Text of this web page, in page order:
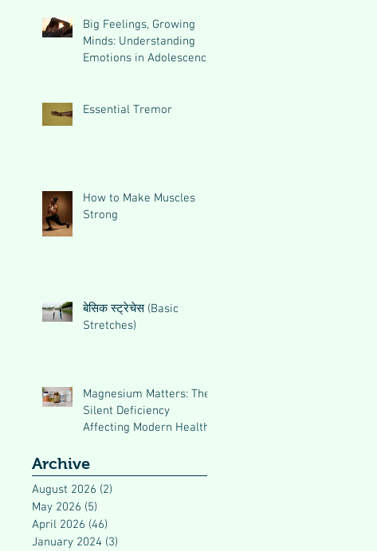
Big Feelings, Growing
Minds: Understanding
Emotions in Adolescence
Essential Tremor
How to Make Muscles
Strong
बेसिक स्ट्रेचेस (Basic
Stretches)
Magnesium Matters: The
Silent Deficiency
Affecting Modern Health
Archive
August 2026 (2)
May 2026 (5)
April 2026 (46)
January 2024 (3)